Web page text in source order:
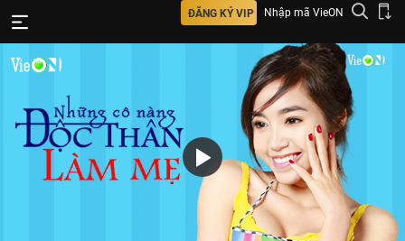
ĐĂNG KÝ VIP Nhập mã VieON